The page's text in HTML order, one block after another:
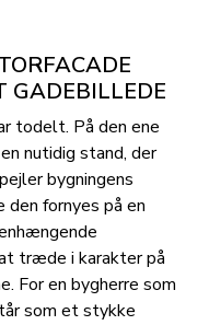
GADEBILLEDE
todelt. På den ene
nutidig stand, der
bygningens
den fornyes på en
træde i karakter på
For en bygherre som
som et stykke